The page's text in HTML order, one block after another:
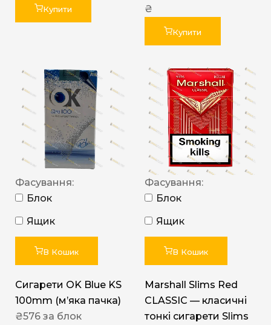
Купити
₴
Купити
Фасування:
Блок
Ящик
В Кошик
Сигарети OK Blue KS
100mm (м’яка пачка)
₴576 за блок
Фасування:
Блок
Ящик
В Кошик
Marshall Slims Red
CLASSIC — класичні
тонкі сигарети Slims